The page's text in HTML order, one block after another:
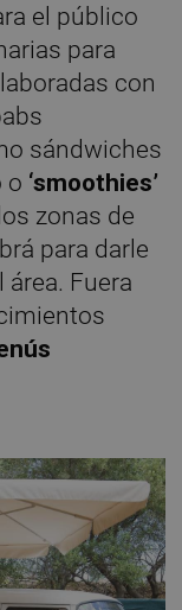
el público
para
con
sándwiches
o ‘smoothies’
zonas de
para darle
Fuera